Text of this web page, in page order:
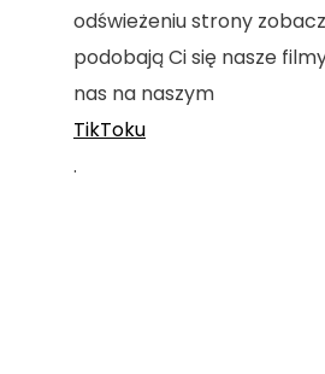
odświeżeniu strony
podobają Ci się nasze
nas na naszym
TikToku
.